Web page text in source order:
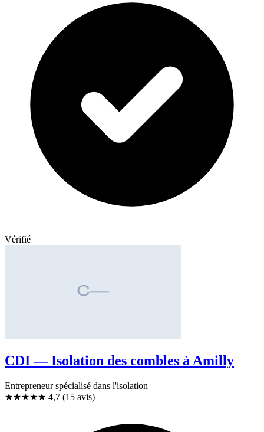
Vérifié
CDI — Isolation des combles à Amilly
Entrepreneur spécialisé dans l'isolation
★★★★★ 4,7 (15 avis)